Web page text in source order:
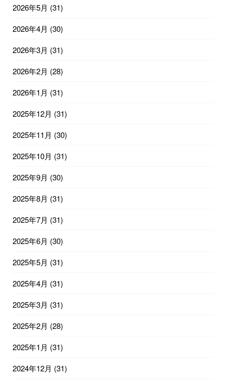
2026年5月 (31)
2026年4月 (30)
2026年3月 (31)
2026年2月 (28)
2026年1月 (31)
2025年12月 (31)
2025年11月 (30)
2025年10月 (31)
2025年9月 (30)
2025年8月 (31)
2025年7月 (31)
2025年6月 (30)
2025年5月 (31)
2025年4月 (31)
2025年3月 (31)
2025年2月 (28)
2025年1月 (31)
2024年12月 (31)